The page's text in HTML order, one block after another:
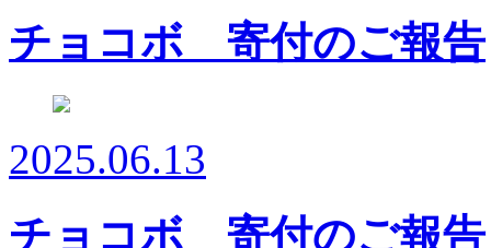
チョコボ 寄付のご報告
2025.06.13
チョコボ 寄付のご報告